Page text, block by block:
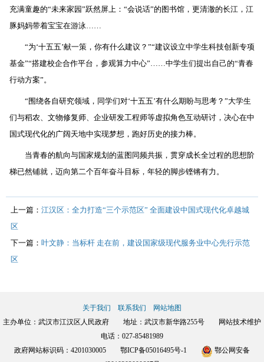
充满童趣的“未来家园”跃然屏上：“会说话”的图书馆，更清澈的长江，江
豚妈妈带着宝宝在游泳……
“为‘十五五’献一策，你有什么建议？”“建议设立中学生科技创新专项
基金”“搭建校企合作平台，参观算力中心”……中学生们提出自己的“青春
行动方案”。
“围绕各自研究领域，同学们对‘十五五’有什么期盼与思考？”大学生
们与稻农、文物修复师、企业研发工程师等虚拟角色互动研讨，决心在中
国式现代化的广阔天地中实现梦想，跑好历史的接力棒。
当青春的航向与国家规划的蓝图同频共振，贯穿成长全过程的思想阶
梯已然铺就，迈向第二个百年奋斗目标，年轻的脚步铿锵有力。
上一篇： 江汉区：全力打造“三个示范区” 全面建设中国式现代化卓越城
区
下一篇： 叶文静：当标杆 走在前，建设国家级现代服务业中心先行示范
区
关于我们 联系我们
网站地图
主办单位：武汉市江汉区人民政府 地址：武汉市新华路255号 网站技术维护
电话：027-85481989
政府网站标识码：4201030005 鄂ICP备05016495号-1
鄂公网安备